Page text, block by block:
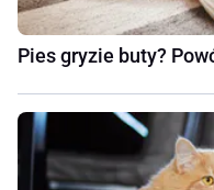
Pies gryzie buty?